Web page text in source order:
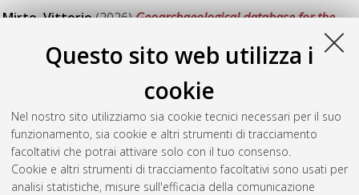
Questo sito web utilizza i
cookie
Nel nostro sito utilizziamo sia cookie tecnici necessari per il suo
funzionamento, sia cookie e altri strumenti di tracciamento
facoltativi che potrai attivare solo con il tuo consenso.
Cookie e altri strumenti di tracciamento facoltativi sono usati per
analisi statistiche, misure sull'efficacia della comunicazione
Mirto, Vittorio(2026)Geoarchaeological database for the
coastal landscape of Albania (GDCAProject): strumenti per una
ricerca interdisciplinare utile alla conoscenza del patrimonio
culturale costiero albanese, al monitoraggio della sua
vulnerabilita e a forme innovative e sostenibili di
, [Dissertation thesis], Alma Mater Studiorum
Università di Bologna. Dottorato di ricerca inBeni culturali e
ambientali, 37 Ciclo.
Questa lista e' stata generata il Wed Aug 5 20:46:20 2026